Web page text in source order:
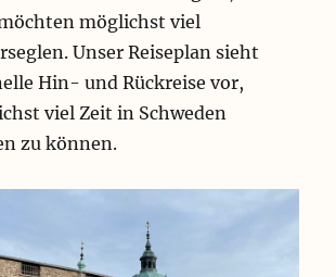
möglichst viel
Unser Reiseplan sieht
Hin- und Rückreise vor,
viel Zeit in Schweden
zu können.